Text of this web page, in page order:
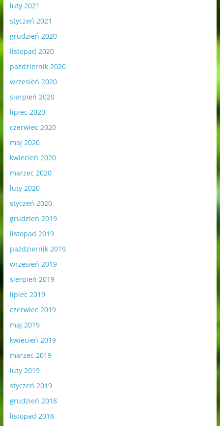
luty 2021
styczeń 2021
grudzień 2020
listopad 2020
październik 2020
wrzesień 2020
sierpień 2020
lipiec 2020
czerwiec 2020
maj 2020
kwiecień 2020
marzec 2020
luty 2020
styczeń 2020
grudzień 2019
listopad 2019
październik 2019
wrzesień 2019
sierpień 2019
lipiec 2019
czerwiec 2019
maj 2019
kwiecień 2019
marzec 2019
luty 2019
styczeń 2019
grudzień 2018
listopad 2018